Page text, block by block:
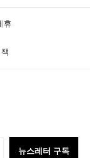
휴
뉴스레터 구독